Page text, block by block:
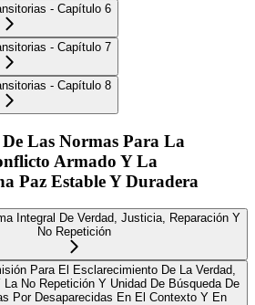
- Capítulo 6
- Capítulo 7
- Capítulo 8
Las Normas Para La
Armado Y La
Paz Estable Y Duradera
Integral De Verdad, Justicia, Reparación Y
No Repetición
Para El Esclarecimiento De La Verdad,
La No Repetición Y Unidad De Búsqueda De
Por Desaparecidas En El Contexto Y En